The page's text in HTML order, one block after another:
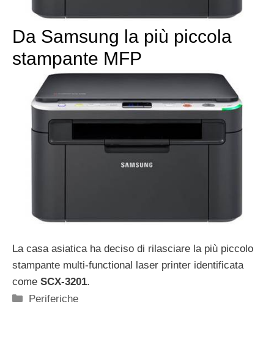
Da Samsung la più piccola
stampante MFP
La casa asiatica ha deciso di rilasciare la più piccolo
stampante multi-functional laser printer identificata
come SCX-3201.
Categorie
Periferiche